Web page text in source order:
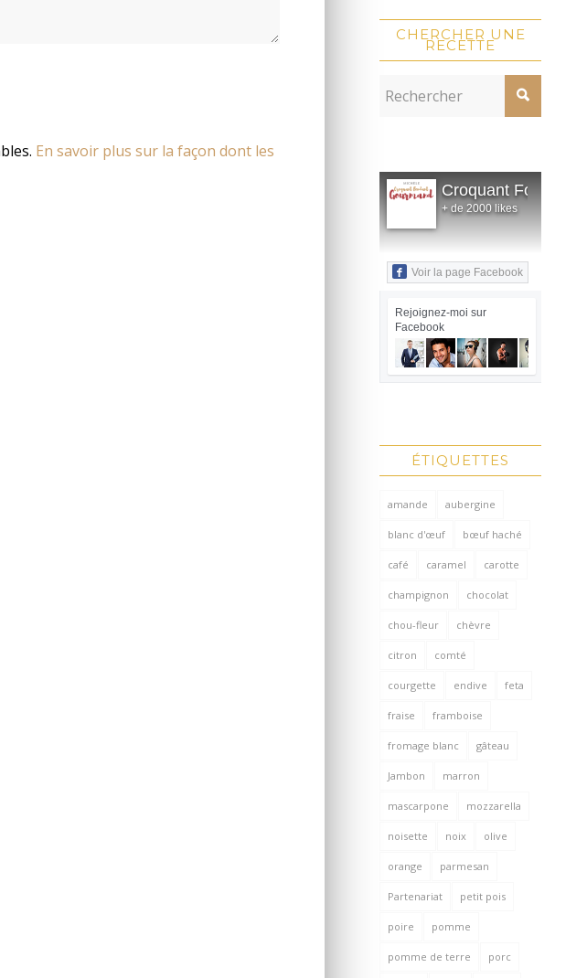
En savoir plus sur la façon dont les
CHERCHER UNE
RECETTE
Croquant Fondant
+ de 2000 likes
Voir la page Facebook
Rejoignez-moi sur
Facebook
ÉTIQUETTES
amande aubergine
blanc d'œuf bœuf haché
café caramel carotte
champignon chocolat
chou-fleur chèvre
citron comté
courgette endive feta
fraise framboise
fromage blanc gâteau
Jambon marron
mascarpone mozzarella
noisette noix olive
orange parmesan
Partenariat petit pois
poire pomme
pomme de terre porc